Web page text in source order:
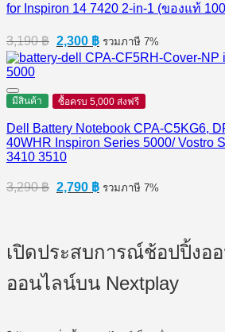
for Inspiron 14 7420 2-in-1 (ของแท้
3,190฿ Original
price
was:
2,300 ฿Current
price
is:
รวมภาษี 7%
มีสินค้า ซื้อครบ 5,000 ส่งฟรี
Dell Battery Notebook CPA-C5KG6,
40WHR Inspiron Series 5000/ Vostro
3410 3510
3,290฿ Original
price
2,790 ฿Current
price
รวมภาษี 7%
เปิดประสบการณ์ช้อปปิ้งอ
ออนไลน์บน Nextplay